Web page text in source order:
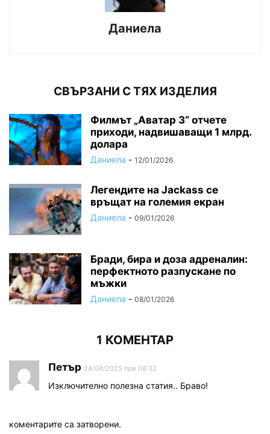
Даниела
СВЪРЗАНИ С ТЯХ ИЗДЕЛИЯ
Филмът „Аватар 3“ отчете
приходи, надвишаващи 1 млрд.
долара
Даниела - 12/01/2026
Легендите на Jackass се
връщат на големия екран
Даниела - 09/01/2026
Бради, бира и доза адреналин:
перфектното разпускане по
мъжки
Даниела - 08/01/2026
1 КОМЕНТАР
Петър 24/04/2025 при 08:32
Изключително полезна статия.. Браво!
коментарите са затворени.